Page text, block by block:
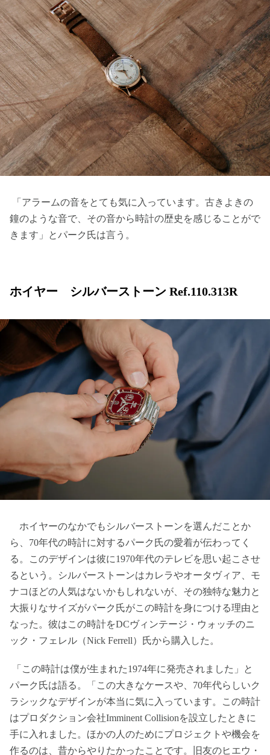
「アラームの音をとても気に入っています。古きよきの
鐘のような音で、その音から時計の歴史を感じることがで
きます」とパーク氏は言う。
ホイヤー シルバーストーン Ref.110.313R
ホイヤーのなかでもシルバーストーンを選んだことか
ら、70年代の時計に対するパーク氏の愛着が伝わってく
る。このデザインは彼に1970年代のテレビを思い起こさせ
るという。シルバーストーンはカレラやオータヴィア、モ
ナコほどの人気はないかもしれないが、その独特な魅力と
大振りなサイズがパーク氏がこの時計を身につける理由と
なった。彼はこの時計をDCヴィンテージ・ウォッチのニ
ック・フェレル（Nick Ferrell）氏から購入した。
「この時計は僕が生まれた1974年に発売されました」と
パーク氏は語る。「この大きなケースや、70年代らしいク
ラシックなデザインが本当に気に入っています。この時計
はプロダクション会社Imminent Collisionを設立したときに
手に入れました。ほかの人のためにプロジェクトや機会を
作るのは、昔からやりたかったことです。旧友のヒエウ・